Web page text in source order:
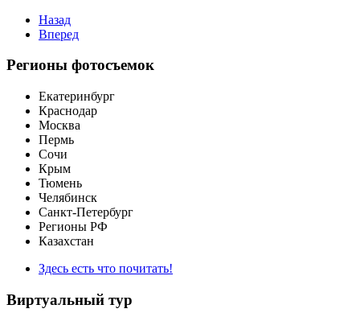
Назад
Вперед
Регионы фотосъемок
Екатеринбург
Краснодар
Москва
Пермь
Сочи
Крым
Тюмень
Челябинск
Санкт-Петербург
Регионы РФ
Казахстан
Здесь есть что почитать!
Виртуальный тур